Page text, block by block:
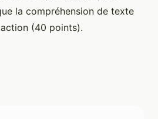
la compréhension de texte
(40 points).